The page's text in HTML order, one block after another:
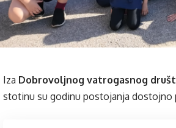
Iza Dobrovoljnog vatrogasnog
stotinu su godinu postojanja dostojno